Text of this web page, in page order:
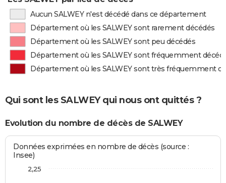
Aucun SALWEY n'est décédé dans ce département
Département où les SALWEY sont rarement décédés
Département où les SALWEY sont peu décédés
Département où les SALWEY sont fréquemment
Département où les SALWEY sont très fréquemment
Qui sont les SALWEY qui nous ont quittés ?
Evolution du nombre de décès de SALWEY
Données exprimées en nombre de décès (source :
Insee)
2,25